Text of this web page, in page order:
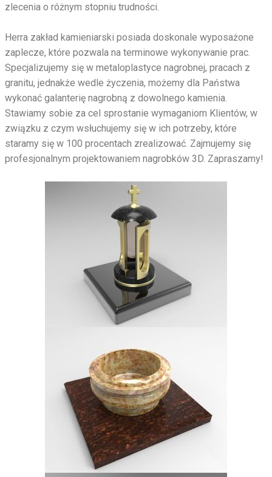
zlecenia o różnym stopniu trudności.
Herra zakład kamieniarski posiada doskonale wyposażone
zaplecze, które pozwala na terminowe wykonywanie prac.
Specjalizujemy się w metaloplastyce nagrobnej, pracach z
granitu, jednakże wedle życzenia, możemy dla Państwa
wykonać galanterię nagrobną z dowolnego kamienia.
Stawiamy sobie za cel sprostanie wymaganiom Klientów, w
związku z czym wsłuchujemy się w ich potrzeby, które
staramy się w 100 procentach zrealizować. Zajmujemy się
profesjonalnym projektowaniem nagrobków 3D. Zapraszamy!